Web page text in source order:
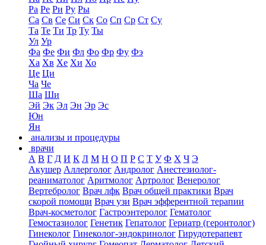
Ра Ре Ри Ру Ры
Са Св Се Си Ск Со Сп Ср Ст Су
Та Те Ти Тр Ту Ты
Ул Ур
Фа Фе Фи Фл Фо Фр Фу Фэ
Ха Хв Хе Хи Хо
Це Ци
Ча Че
Ша Ши
Эй Эк Эл Эн Эр Эс
Юн
Ян
анализы и процедуры
врачи
А В Г Д И К Л М Н О П Р С Т У Ф Х Ч Э
Акушер Аллерголог Андролог Анестезиолог-
реаниматолог Аритмолог Артролог Венеролог
Вертебролог Врач лфк Врач общей практики Врач
скорой помощи Врач узи Врач эфферентной терапии
Врач-косметолог Гастроэнтеролог Гематолог
Гемостазиолог Генетик Гепатолог Гериатр (геронтолог)
Гинеколог Гинеколог-эндокринолог Гирудотерапевт